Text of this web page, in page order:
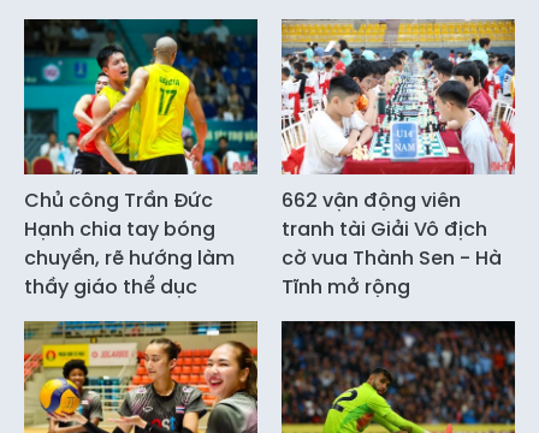
Chủ công Trần Đức
Hạnh chia tay bóng
chuyền, rẽ hướng làm
thầy giáo thể dục
662 vận động viên
tranh tài Giải Vô địch
cờ vua Thành Sen - Hà
Tĩnh mở rộng